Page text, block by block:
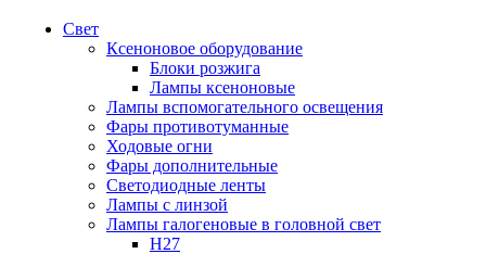
Свет
Ксеноновое оборудование
Блоки розжига
Лампы ксеноновые
Лампы вспомогательного освещения
Фары противотуманные
Ходовые огни
Фары дополнительные
Светодиодные ленты
Лампы с линзой
Лампы галогеновые в головной свет
H27